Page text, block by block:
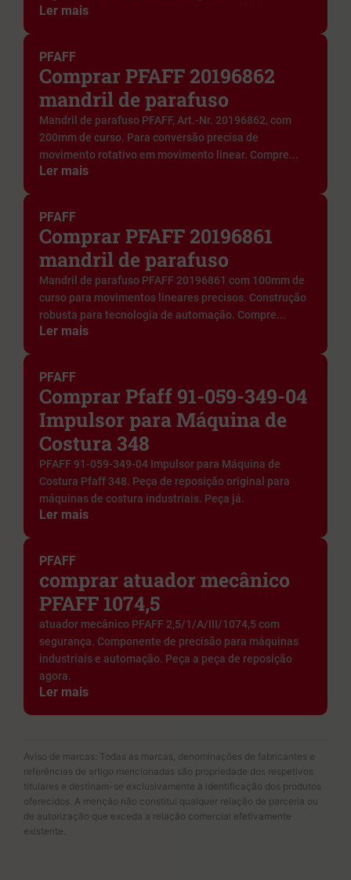
Ler mais
PFAFF
Comprar PFAFF 20196862
mandril de parafuso
Mandril de parafuso PFAFF, Art.-Nr. 20196862, com
200mm de curso. Para conversão precisa de
movimento rotativo em movimento linear. Compre...
Ler mais
PFAFF
Comprar PFAFF 20196861
mandril de parafuso
Mandril de parafuso PFAFF 20196861 com 100mm de
curso para movimentos lineares precisos. Construção
robusta para tecnologia de automação. Compre...
Ler mais
PFAFF
Comprar Pfaff 91-059-349-04
Impulsor para Máquina de
Costura 348
PFAFF 91-059-349-04 Impulsor para Máquina de
Costura Pfaff 348. Peça de reposição original para
máquinas de costura industriais. Peça já.
Ler mais
PFAFF
comprar atuador mecânico
PFAFF 1074,5
atuador mecânico PFAFF 2,5/1/A/III/1074,5 com
segurança. Componente de precisão para máquinas
industriais e automação. Peça a peça de reposição
agora.
Ler mais
Aviso de marcas: Todas as marcas, denominações de fabricantes e
referências de artigo mencionadas são propriedade dos respetivos
titulares e destinam-se exclusivamente à identificação dos produtos
oferecidos. A menção não constitui qualquer relação de parceria ou
de autorização que exceda a relação comercial efetivamente
existente.